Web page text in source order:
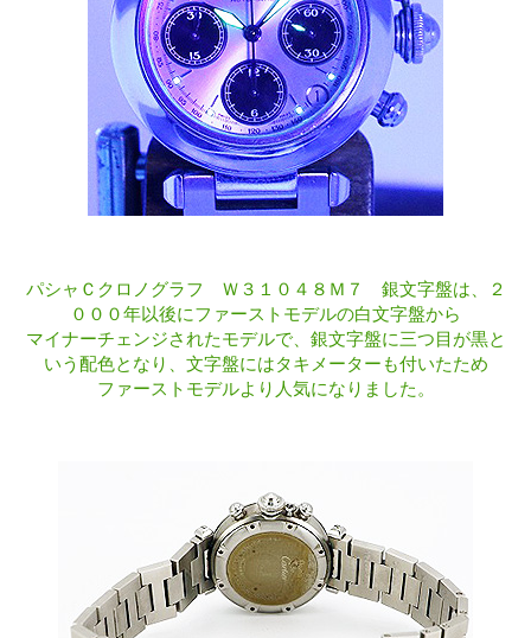
パシャＣクロノグラフ Ｗ３１０４８Ｍ７ 銀文字盤は、２
０００年以後にファーストモデルの白文字盤から
マイナーチェンジされたモデルで、銀文字盤に三つ目が黒と
いう配色となり、文字盤にはタキメーターも付いたため
ファーストモデルより人気になりました。